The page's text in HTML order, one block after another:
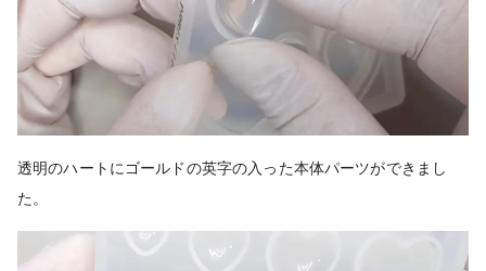
透明のハートにゴールドの英字の入った本体パーツができまし
た。